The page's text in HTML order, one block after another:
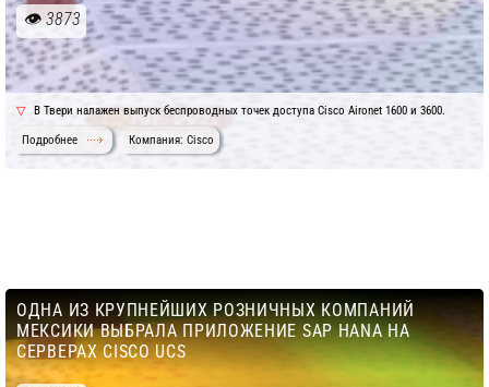
3873
В Твери налажен выпуск беспроводных точек доступа Cisco Aironet 1600 и 3600.
Подробнее Компания: Cisco
ОДНА ИЗ КРУПНЕЙШИХ РОЗНИЧНЫХ КОМПАНИЙ
МЕКСИКИ ВЫБРАЛА ПРИЛОЖЕНИЕ SAP HANA НА
СЕРВЕРАХ CISCO UCS